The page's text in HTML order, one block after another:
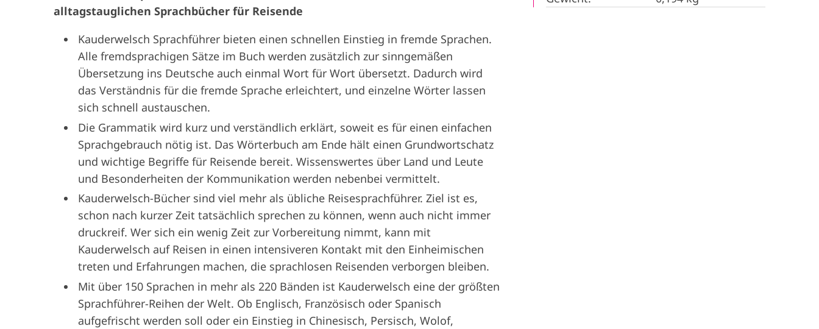
alltagstauglichen Sprachbücher für Reisende
Kauderwelsch Sprachführer bieten einen schnellen Einstieg in fremde Sprachen.
Alle fremdsprachigen Sätze im Buch werden zusätzlich zur sinngemäßen
Übersetzung ins Deutsche auch einmal Wort für Wort übersetzt. Dadurch wird
das Verständnis für die fremde Sprache erleichtert, und einzelne Wörter lassen
sich schnell austauschen.
Die Grammatik wird kurz und verständlich erklärt, soweit es für einen einfachen
Sprachgebrauch nötig ist. Das Wörterbuch am Ende hält einen Grundwortschatz
und wichtige Begriffe für Reisende bereit. Wissenswertes über Land und Leute
und Besonderheiten der Kommunikation werden nebenbei vermittelt.
Kauderwelsch-Bücher sind viel mehr als übliche Reisesprachführer. Ziel ist es,
schon nach kurzer Zeit tatsächlich sprechen zu können, wenn auch nicht immer
druckreif. Wer sich ein wenig Zeit zur Vorbereitung nimmt, kann mit
Kauderwelsch auf Reisen in einen intensiveren Kontakt mit den Einheimischen
treten und Erfahrungen machen, die sprachlosen Reisenden verborgen bleiben.
Mit über 150 Sprachen in mehr als 220 Bänden ist Kauderwelsch eine der größten
Sprachführer-Reihen der Welt. Ob Englisch, Französisch oder Spanisch
aufgefrischt werden soll oder ein Einstieg in Chinesisch, Persisch, Wolof,